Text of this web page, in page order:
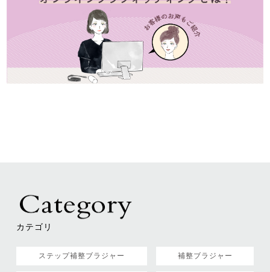
カテゴリ
ステップ補整ブラジャー 補整ブラジャー